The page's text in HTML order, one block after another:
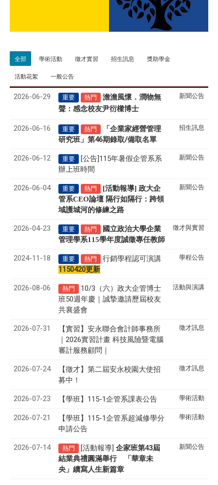
全部 學術活動 徵才實習 招生訊息 獎助學金
活動花絮 一般公告
2026-06-29 重要 熱門
澹澹風懷．潤物無
聲 ： 感念校友尹衍樑博士
新聞公告
2026-06-16 重要 熱門
「企業家經營管理
研究班」第46期錄取/備取名單
招生訊息
2026-06-12 重要
[公告]115年暑假企管系系
辦上班時間
新聞公告
2026-06-04 重要 熱門
[活動報導] 政大企
管系CEO論壇 隔行如隔行：跨領
域護城河的修練之路
新聞公告
2026-04-23 重要 熱門
國立政治大學企業
管理學系115學年度誠徵專任教師
徵才與實習
2024-11-18 重要 熱門
行銷學程認可演講
1150420更新
學程公告
2026-08-06 熱門
10/3（六）政大企管博士
班50週年慶｜誠摯邀請歷屆校友
共襄盛會
活動與演講
2026-07-31
【實習】安永聯合會計師事務所
｜2026實習計畫 科技風險暨電腦
審計服務顧問｜
徵才訊息
2026-07-24 【徵才】 第二屆安永校園大使招
募中！
徵才訊息
2026-07-23 【學班】115-1企管系課表公告 學術活動
2026-07-21
【學班】115-1企管系超減修學分
申請公告
學術活動
2026-07-14 熱門 [活動報導] 企家班第43屆
結業典禮圓滿舉行 「華章未
央」續寫人生新篇章
新聞公告